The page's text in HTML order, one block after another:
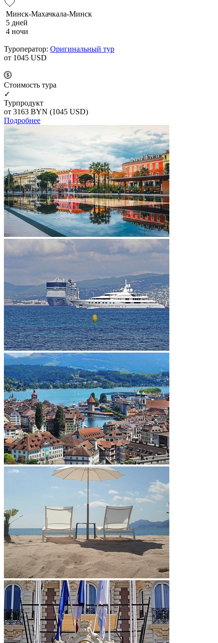
Минск-Махачкала-Минск
5 дней
4 ночи
Туроператор: Оригинальный тур
от 1045 USD
Cтоимость тура
✓
Турпродукт
от 3163 BYN (1045 USD)
Подробнее